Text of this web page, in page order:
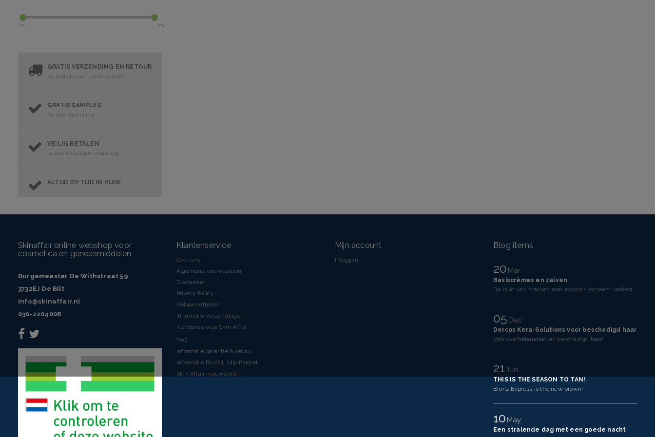
€0 €5
GRATIS VERZENDING EN RETOUR
Bij bestellingen vanaf 40 euro
GRATIS SAMPLES
Bij elke bestelling
VEILIG BETALEN
In een beveiligde omgeving
ALTIJD OP TIJD IN HUIS!
Skinaffair online webshop voor
cosmetica en geneesmiddelen
Burgemeester De Withstraat 59
3732EJ De Bilt
info@skinaffair.nl
030-2204008
Klantenservice
Over ons
Algemene voorwaarden
Disclaimer
Privacy Policy
Betaalmethoden
Informatie verzendingen
Klantenservice Skin Affair
FAQ
Informatie garantie & retour
Informatie PostNL MijnPakket
Skin Affair nieuwsbrief
Mijn account
Inloggen
Blog items
20Mar
Basiscrèmes en zalven
De huid van mensen met atopisch eczeem verliest makkelijker vocht dan een gezonde huid. Dit komt doo
05Dec
Dercos Kera-Solutions voor beschadigd haar
Voor overbehandeld en beschadigd haar!
21Jun
THIS IS THE SEASON TO TAN!
Bronz'Express is the new brown!
10May
Een stralende dag met een goede nacht